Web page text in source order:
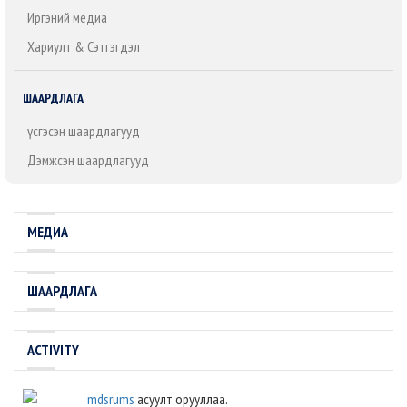
Иргэний медиа
Хариулт & Сэтгэгдэл
ШААРДЛАГА
Үүсгэсэн шаардлагууд
Дэмжсэн шаардлагууд
МЕДИА
ШААРДЛАГА
ACTIVITY
mdsrums асуулт орууллаа.